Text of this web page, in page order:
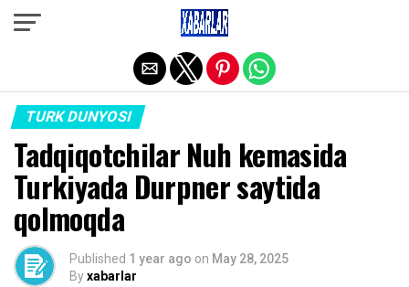
TURK DUNYOSI
Tadqiqotchilar Nuh kemasida
Turkiyada Durpner saytida
qolmoqda
Published 1 year ago on May 28, 2025
Byxabarlar
Exit mobile version